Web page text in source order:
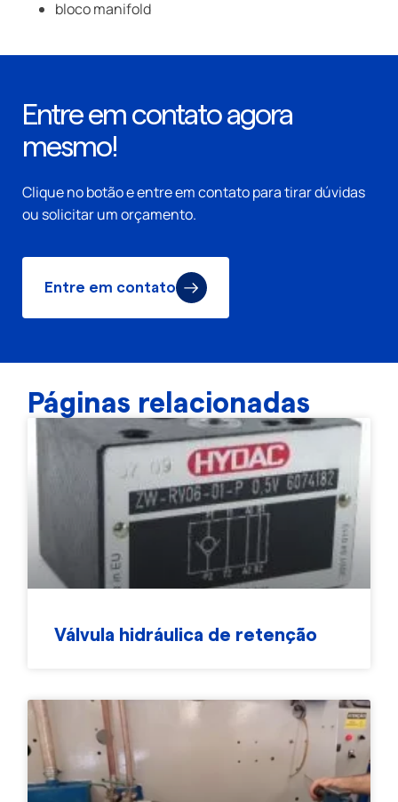
bloco manifold
Entre em contato agora
mesmo!
Clique no botão e entre em contato para tirar dúvidas
ou solicitar um orçamento.
Entre em contato
Páginas relacionadas
Válvula hidráulica de retenção